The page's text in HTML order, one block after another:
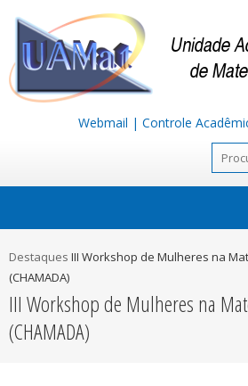
Webmail | Controle
Destaques III Workshop de Mulheres na
(CHAMADA)
III Workshop de Mulheres na
(CHAMADA)